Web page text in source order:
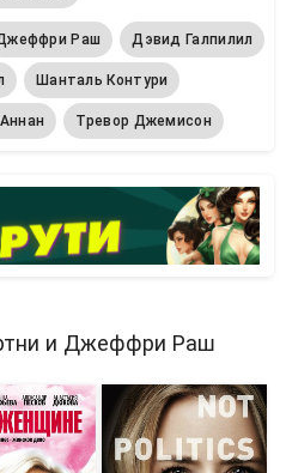
Раш Дэвид Галпилил
Шанталь Контури
Тревор Джемисон
и Джеффри Раш